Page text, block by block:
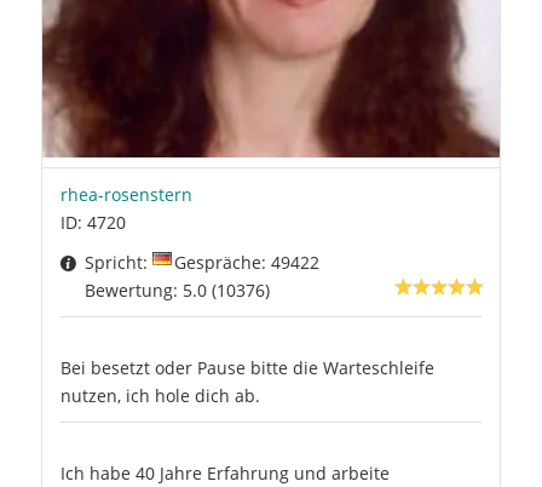
rhea-rosenstern
ID: 4720
Spricht:
Gespräche: 49422
Bewertung: 5.0 (10376)
Bei besetzt oder Pause bitte die Warteschleife
nutzen, ich hole dich ab.
Ich habe 40 Jahre Erfahrung und arbeite